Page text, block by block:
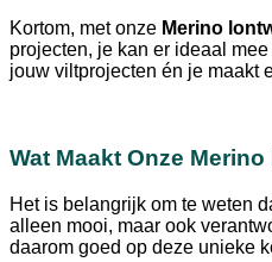
Kortom, met onze Merino
projecten, je kan er ideaal
jouw viltprojecten én je maakt
Wat Maakt Onze
Het is belangrijk om te weten
alleen mooi, maar ook
daarom goed op deze unieke